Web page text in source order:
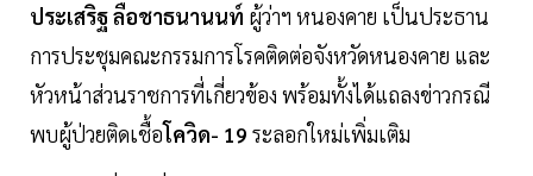
ประเสริฐ ลือชาธนานนท์ ผู้ว่าฯ หนองคาย เป็นประธาน
การประชุมคณะกรรมการโรคติดต่อจังหวัดหนองคาย และ
หัวหน้าส่วนราชการที่เกี่ยวข้อง พร้อมทั้งได้แถลงข่าวกรณี
พบผู้ป่วยติดเชื้อโควิด- 19 ระลอกใหม่เพิ่มเติม